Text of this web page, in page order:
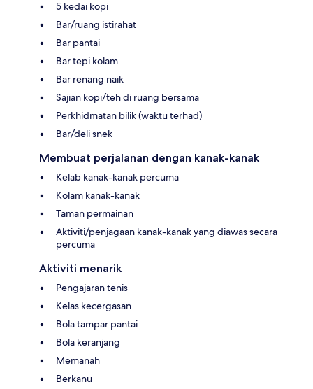
5 kedai kopi
Bar/ruang istirahat
Bar pantai
Bar tepi kolam
Bar renang naik
Sajian kopi/teh di ruang bersama
Perkhidmatan bilik (waktu terhad)
Bar/deli snek
Membuat perjalanan dengan kanak-kanak
Kelab kanak-kanak percuma
Kolam kanak-kanak
Taman permainan
Aktiviti/penjagaan kanak-kanak yang diawas secara
percuma
Aktiviti menarik
Pengajaran tenis
Kelas kecergasan
Bola tampar pantai
Bola keranjang
Memanah
Berkanu